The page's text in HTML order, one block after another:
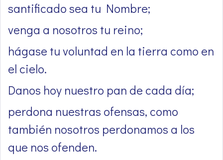
santificado sea tu Nombre;
venga a nosotros tu reino;
hágase tu voluntad en la tierra como en
el cielo.
Danos hoy nuestro pan de cada día;
perdona nuestras ofensas, como
también nosotros perdonamos a los
que nos ofenden.